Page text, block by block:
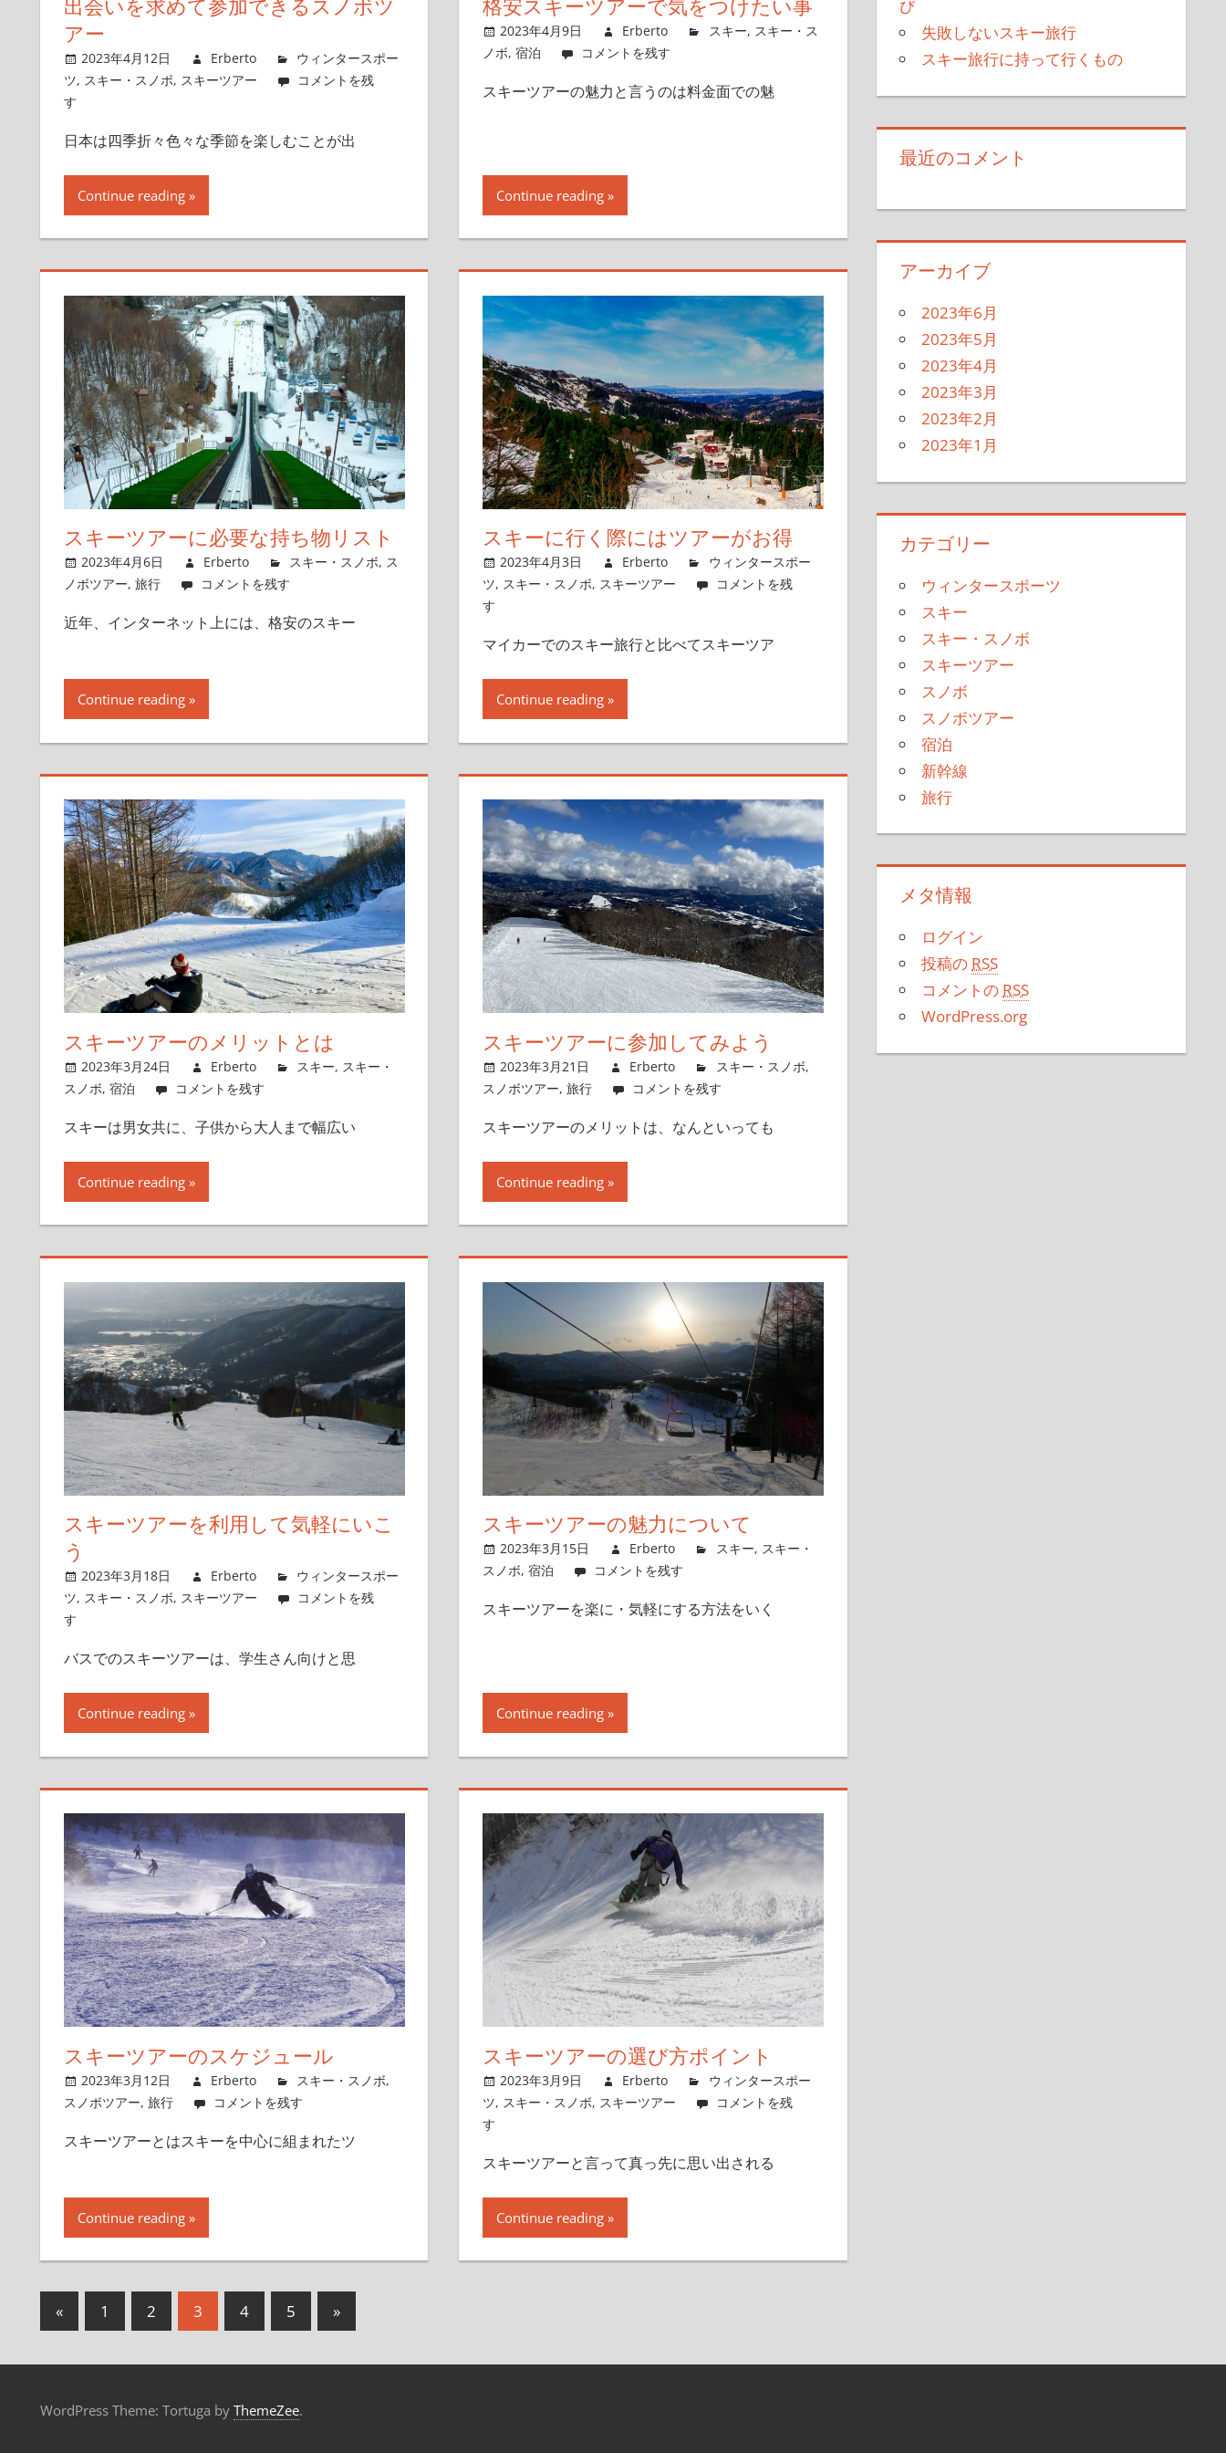
アー
2023年4月12日 Erberto
ウィンタースポー
ツ, スキー・スノボ, スキーツアー
コメントを残
す
日本は四季折々色々な季節を楽しむことが出
Continue reading
2023年4月9日 Erberto スキー, スキー・ス
ノボ, 宿泊 コメントを残す
スキーツアーの魅力と言うのは料金面での魅
Continue reading
スキーツアーに必要な持ち物リスト
2023年4月6日 Erberto スキー・スノボ, ス
ノボツアー, 旅行 コメントを残す
近年、インターネット上には、格安のスキー
Continue reading
スキーに行く際にはツアーがお得
2023年4月3日 Erberto
ウィンタースポー
ツ, スキー・スノボ, スキーツアー
コメントを残
す
マイカーでのスキー旅行と比べてスキーツア
Continue reading
スキーツアーのメリットとは
2023年3月24日 Erberto スキー, スキー・
スノボ, 宿泊 コメントを残す
スキーは男女共に、子供から大人まで幅広い
Continue reading
スキーツアーに参加してみよう
2023年3月21日 Erberto スキー・スノボ,
スノボツアー, 旅行 コメントを残す
スキーツアーのメリットは、なんといっても
Continue reading
スキーツアーを利用して気軽にいこ
う
2023年3月18日 Erberto
ウィンタースポー
ツ, スキー・スノボ, スキーツアー
コメントを残
す
バスでのスキーツアーは、学生さん向けと思
Continue reading
スキーツアーの魅力について
2023年3月15日 Erberto スキー, スキー・
スノボ, 宿泊 コメントを残す
スキーツアーを楽に・気軽にする方法をいく
Continue reading
スキーツアーのスケジュール
2023年3月12日 Erberto スキー・スノボ,
スノボツアー, 旅行 コメントを残す
スキーツアーとはスキーを中心に組まれたツ
Continue reading
スキーツアーの選び方ポイント
2023年3月9日 Erberto
ウィンタースポー
ツ, スキー・スノボ, スキーツアー
コメントを残
す
スキーツアーと言って真っ先に思い出される
Continue reading
投
稿
ナ
«
の
記
1 2 3 4 5
次
の
記
»
び
失敗しないスキー旅行
スキー旅行に持って行くもの
最近のコメント
アーカイブ
2023年6月
2023年5月
2023年4月
2023年3月
2023年2月
2023年1月
カテゴリー
ウィンタースポーツ
スキー
スキー・スノボ
スキーツアー
スノボ
スノボツアー
宿泊
新幹線
旅行
メタ情報
ログイン
投稿の RSS
コメントの RSS
WordPress.org
WordPress Theme: Tortuga by ThemeZee.